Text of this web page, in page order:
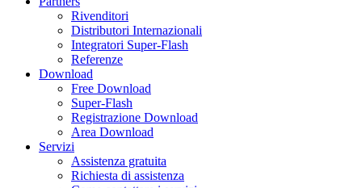
Rivenditori
Distributori Internazionali
Integratori Super-Flash
Referenze
Download
Free Download
Super-Flash
Registrazione Download
Area Download
Servizi
Assistenza gratuita
Richiesta di assistenza